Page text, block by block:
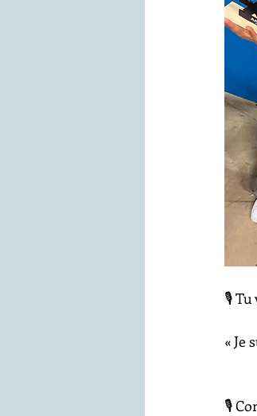
🎙️ Tu
« Je
🎙️